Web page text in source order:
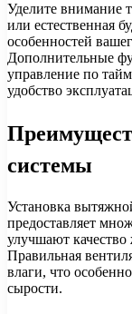
Уделите внимание
или естественная
особенностей
Дополнительные
управление по
удобство
системы
Установка
предоставляет
улучшают
Правильная
влаги, что
сырости.